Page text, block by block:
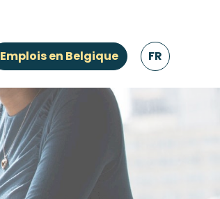
Emplois en Belgique FR